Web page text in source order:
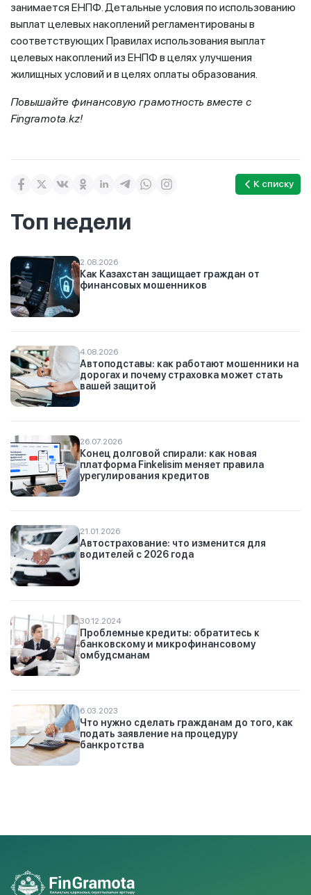
занимается ЕНПФ. Детальные условия по использованию
выплат целевых накоплений регламентированы в
соответствующих Правилах использования выплат
целевых накоплений из ЕНПФ в целях улучшения
жилищных условий и в целях оплаты образования.
Повышайте финансовую грамотность вместе с
Fingramota.kz!
К списку
Топ недели
2.08.2026
Как Казахстан защищает граждан от
финансовых мошенников
4.08.2026
Автоподставы: как работают мошенники на
дорогах и почему страховка может стать
вашей защитой
26.07.2026
Конец долговой спирали: как новая
платформа Finkelisim меняет правила
урегулирования кредитов
21.01.2026
Автострахование: что изменится для
водителей с 2026 года
30.12.2024
Проблемные кредиты: обратитесь к
банковскому и микрофинансовому
омбудсманам
6.03.2023
Что нужно сделать гражданам до того, как
подать заявление на процедуру
банкротства